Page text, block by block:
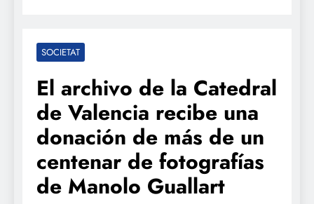
SOCIETAT
El archivo de la Catedral
de Valencia recibe una
donación de más de un
centenar de fotografías
de Manolo Guallart